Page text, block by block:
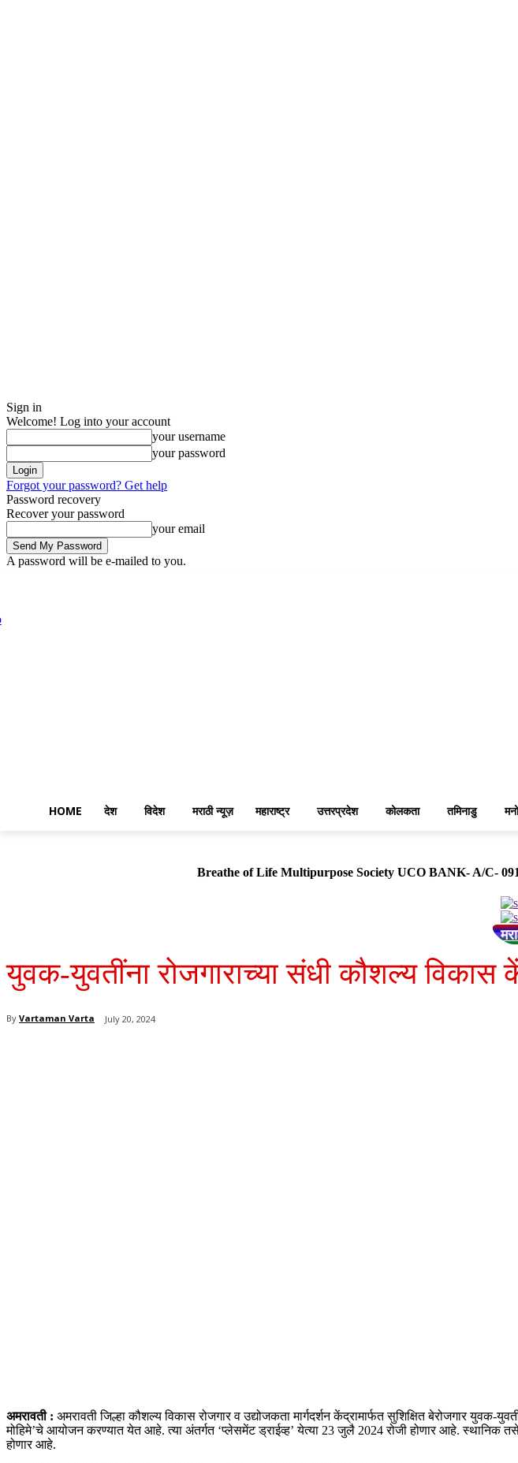
Sign in
Welcome! Log into your account
your username
your password
Forgot your password? Get help
Password recovery
Recover your password
your email
A password will be e-mailed to you.
HOME देश विदेश मराठी न्यूज़ महाराष्ट्र उत्तरप्रदेश कोलकता तमिनाडु
Breathe of Life Multipurpose Society UCO BANK- A/C-
युवक-युवतींना रोजगाराच्या संधी कौशल्य विकास
By Vartaman Varta July 20, 2024
अमरावती : अमरावती जिल्हा कौशल्य विकास रोजगार व उद्योजकता मार्गदर्शन केंद्रामार्फत सुशिक्षित बेरोजगार युवक-
मोहिमे’चे आयोजन करण्यात येत आहे. त्या अंतर्गत ‘प्लेसमेंट ड्राईव्ह’ येत्या 23 जुलै 2024 रोजी होणार आहे. स्थानिक
होणार आहे.